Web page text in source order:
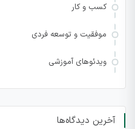
کسب و کار
موفقیت و توسعه فردی
ویدئوهای آموزشی
آخرین دیدگاه‌ها